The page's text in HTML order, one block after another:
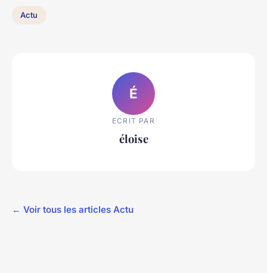
Actu
É
ECRIT PAR
éloise
← Voir tous les articles Actu